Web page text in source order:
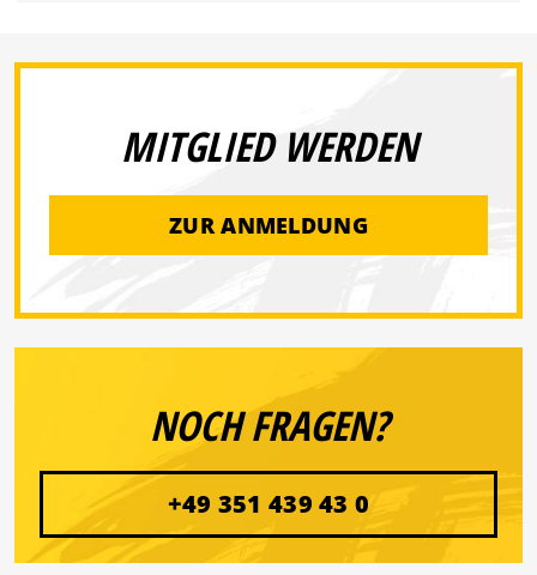
MITGLIED WERDEN
ZUR ANMELDUNG
NOCH FRAGEN?
+49 351 439 43 0